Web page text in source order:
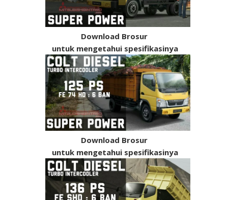
25 Mar 2016
undefined
All New Triton
12 Oct 2023
NEW XFORCE
Download Brosur
untuk mengetahui spesifikasinya
Download Brosur
untuk mengetahui spesifikasinya